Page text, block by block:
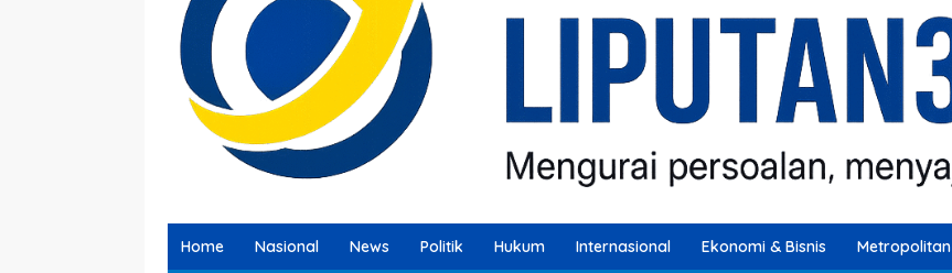
Home Nasional News Politik Hukum Internasional Ekonomi & Bisnis Metropolitan